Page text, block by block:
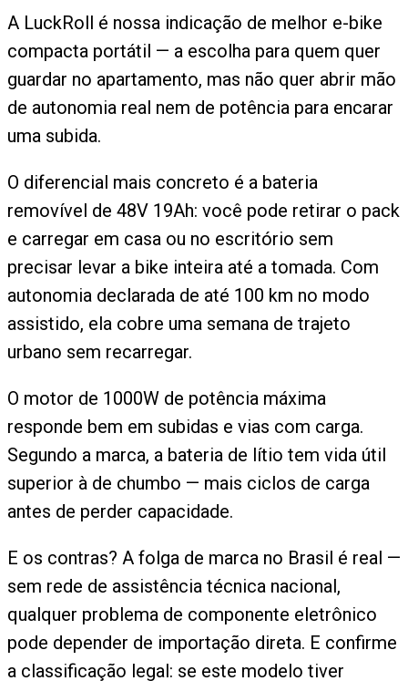
A LuckRoll é nossa indicação de melhor e-bike
compacta portátil — a escolha para quem quer
guardar no apartamento, mas não quer abrir mão
de autonomia real nem de potência para encarar
uma subida.
O diferencial mais concreto é a bateria
removível de 48V 19Ah: você pode retirar o pack
e carregar em casa ou no escritório sem
precisar levar a bike inteira até a tomada. Com
autonomia declarada de até 100 km no modo
assistido, ela cobre uma semana de trajeto
urbano sem recarregar.
O motor de 1000W de potência máxima
responde bem em subidas e vias com carga.
Segundo a marca, a bateria de lítio tem vida útil
superior à de chumbo — mais ciclos de carga
antes de perder capacidade.
E os contras? A folga de marca no Brasil é real —
sem rede de assistência técnica nacional,
qualquer problema de componente eletrônico
pode depender de importação direta. E confirme
a classificação legal: se este modelo tiver